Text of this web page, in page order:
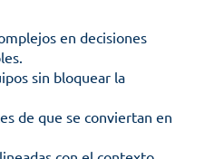
en decisiones
sin bloquear la
de que se conviertan en